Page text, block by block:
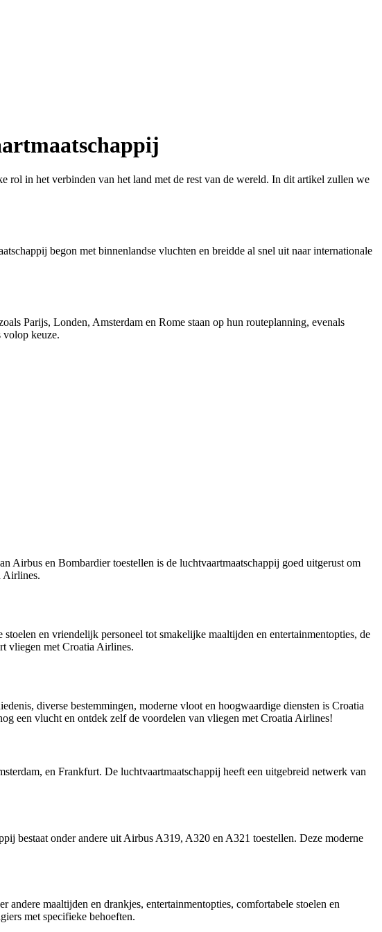
rol in het verbinden van het land met de rest van de wereld. In dit artikel zullen we
begon met binnenlandse vluchten en breidde al snel uit naar internationale
Parijs, Londen, Amsterdam en Rome staan op hun routeplanning, evenals
volop keuze.
Airbus en Bombardier toestellen is de luchtvaartmaatschappij goed uitgerust om
Airlines.
en vriendelijk personeel tot smakelijke maaltijden en entertainmentopties, de
vliegen met Croatia Airlines.
diverse bestemmingen, moderne vloot en hoogwaardige diensten is Croatia
een vlucht en ontdek zelf de voordelen van vliegen met Croatia Airlines!
en Frankfurt. De luchtvaartmaatschappij heeft een uitgebreid netwerk van
bestaat onder andere uit Airbus A319, A320 en A321 toestellen. Deze moderne
maaltijden en drankjes, entertainmentopties, comfortabele stoelen en
met specifieke behoeften.